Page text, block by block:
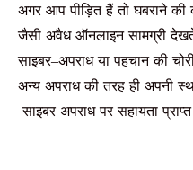
अगर आप पीड़ित हैं तो घबराने की
जैसी अवैध ऑनलाइन सामग्री
साइबर–अपराध या पहचान की
अन्य अपराध की तरह ही अपनी
साइबर अपराध पर सहायता प्राप्त